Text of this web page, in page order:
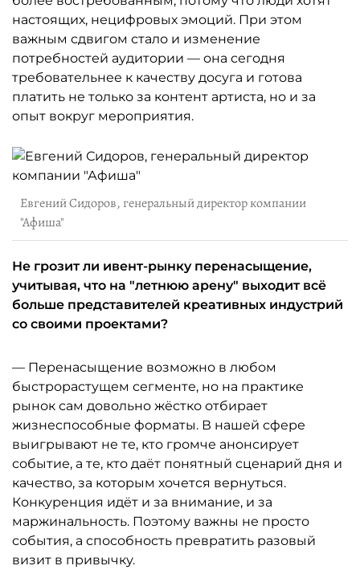
настоящих, нецифровых эмоций. При этом
важным сдвигом стало и изменение
потребностей аудитории — она сегодня
требовательнее к качеству досуга и готова
платить не только за контент артиста, но и за
опыт вокруг мероприятия.
Евгений Сидоров, генеральный директор компании
"Афиша"
Не грозит ли ивент-рынку перенасыщение,
учитывая, что на "летнюю арену" выходит всё
больше представителей креативных индустрий
со своими проектами?
— Перенасыщение возможно в любом
быстрорастущем сегменте, но на практике
рынок сам довольно жёстко отбирает
жизнеспособные форматы. В нашей сфере
выигрывают не те, кто громче анонсирует
событие, а те, кто даёт понятный сценарий дня и
качество, за которым хочется вернуться.
Конкуренция идёт и за внимание, и за
маржинальность. Поэтому важны не просто
события, а способность превратить разовый
визит в привычку.